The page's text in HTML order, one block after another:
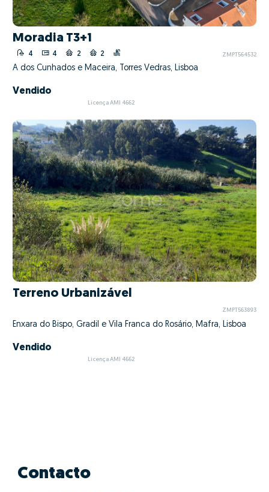
Moradia T3+1
4 4 2 2 ZMPT564532
A dos Cunhados e Maceira, Torres Vedras, Lisboa
Vendido
Licença AMI 4662
Terreno Urbanizável
ZMPT563893
Enxara do Bispo, Gradil e Vila Franca do Rosário, Mafra, Lisboa
Vendido
Licença AMI 4662
Contacto